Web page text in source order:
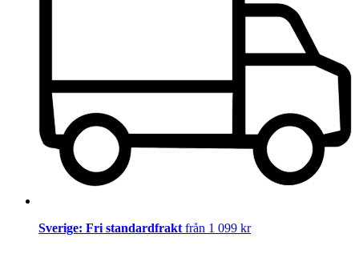
Sverige: Fri standardfrakt från 1 099 kr